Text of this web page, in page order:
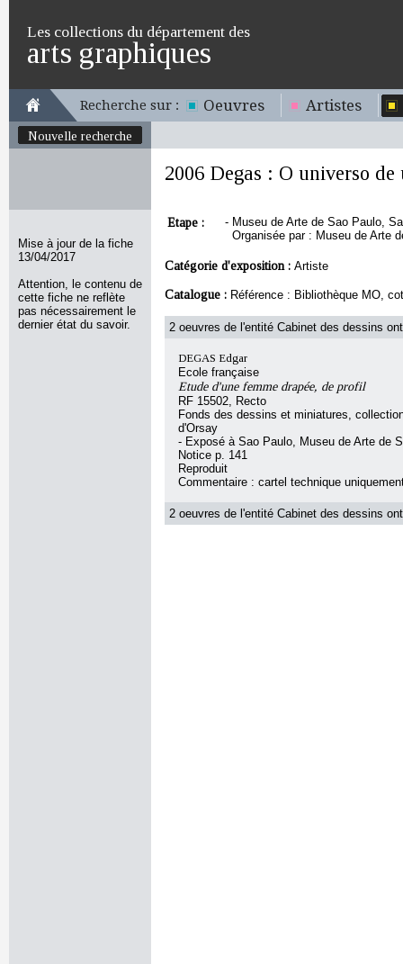
Les collections du département des
arts graphiques
Recherche sur : Oeuvres Artistes
Nouvelle recherche
Mise à jour de la fiche
13/04/2017
Attention, le contenu de
cette fiche ne reflète
pas nécessairement le
dernier état du savoir.
2006 Degas : O universo
Etape : - Museu de Arte de Sao Paulo,
Organisée par : Museu de Arte
Catégorie d'exposition : Artiste
Catalogue : Référence : Bibliothèque MO,
2 oeuvres de l'entité Cabinet des dessins
DEGAS Edgar
Ecole française
Etude d'une femme drapée, de profil
RF 15502, Recto
Fonds des dessins et miniatures,
d'Orsay
- Exposé à Sao Paulo, Museu de Arte de
Notice p. 141
Reproduit
Commentaire : cartel technique
2 oeuvres de l'entité Cabinet des dessins